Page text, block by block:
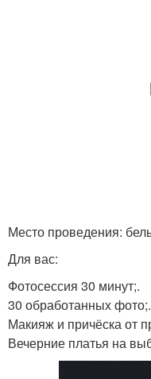
Место проведения:
Для вас:
Фотосессия 30 минут;.
30 обработанных фото;.
Макияж и причёска от
Вечерние платья на